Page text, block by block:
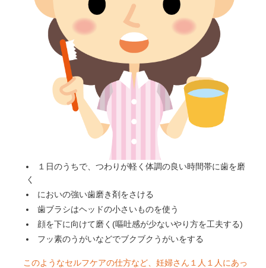
１日のうちで、つわりが軽く体調の良い時間帯に歯を磨
く
においの強い歯磨き剤をさける
歯ブラシはヘッドの小さいものを使う
顔を下に向けて磨く(嘔吐感が少ないやり方を工夫する)
フッ素のうがいなどでブクブクうがいをする
このようなセルフケアの仕方など、妊婦さん１人１人にあっ